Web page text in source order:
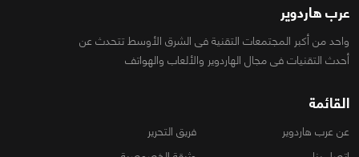
عرب هاردوير
واحد من أكبر المجتمعات التقنية فى الشرق الأوسط تتحدث عن
أحدث التقنيات فى مجال الهاردوير والألعاب والهواتف
القائمة
عن عرب هاردوير
فريق التحرير